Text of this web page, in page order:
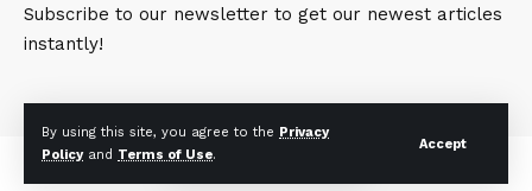
By using this site, you agree to the Privacy
Policyand Terms of Use.
Accept
Subscribe to our newsletter to get our newest articles
instantly!
© Foxiz News Network. Ruby Design Company. All Rights Reserved.